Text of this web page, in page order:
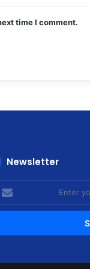
time I comment.
Newsletter